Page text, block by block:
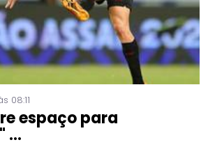
08:11
espaço para
...